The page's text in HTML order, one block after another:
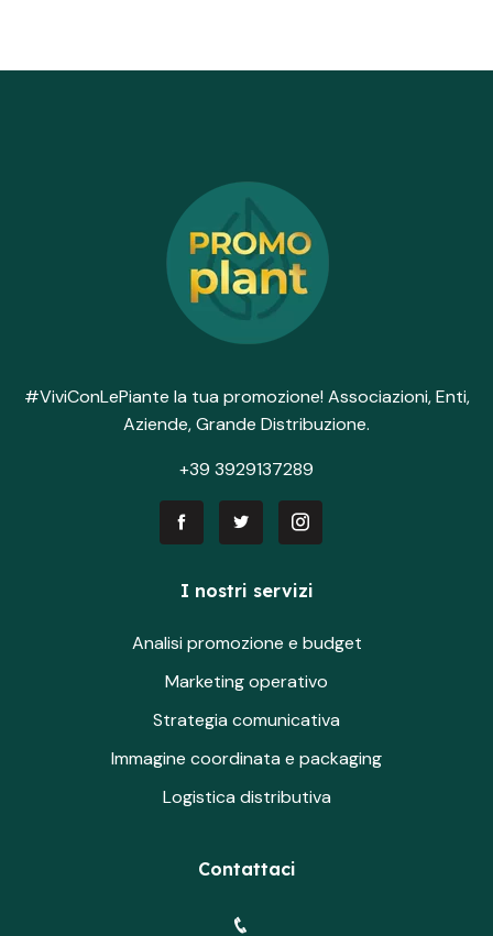
#ViviConLePiante la tua promozione! Associazioni, Enti,
Aziende, Grande Distribuzione.
+39 3929137289
I nostri servizi
Analisi promozione e budget
Marketing operativo
Strategia comunicativa
Immagine coordinata e packaging
Logistica distributiva
Contattaci